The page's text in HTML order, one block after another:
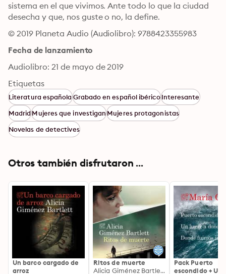
sistema en el que vivimos. Ante todo lo que la ciudad
desecha y que, nos guste o no, la define.
© 2019 Planeta Audio (Audiolibro): 9788423355983
Fecha de lanzamiento
Audiolibro: 21 de mayo de 2019
Etiquetas
Literatura españolaGrabado en español ibéricoInteresante
MadridMujeres que investiganMujeres protagonistas
Novelas de detectives
Otros también disfrutaron ...
Un barco cargado de
arroz
Ritos de muerte
Alicia Giménez Bartlett
Pack Puerto
escondido + Un